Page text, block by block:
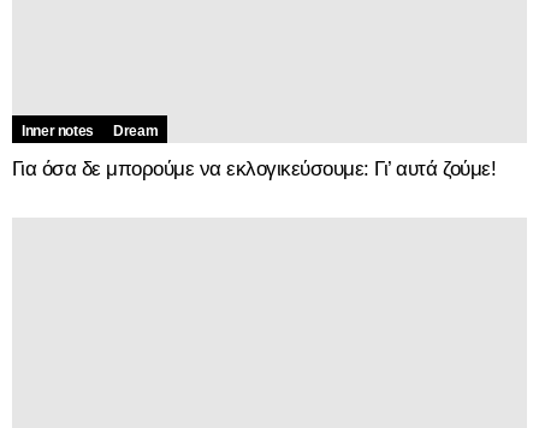
Inner notes Dream
Για όσα δε μπορούμε να εκλογικεύσουμε: Γι’ αυτά ζούμε!